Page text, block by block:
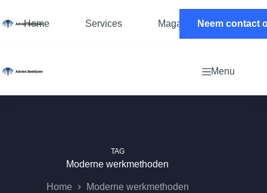
de
Home Services MagazineNeem contact
Menu
TAG
Moderne werkmethoden
Home Moderne werkmethoden